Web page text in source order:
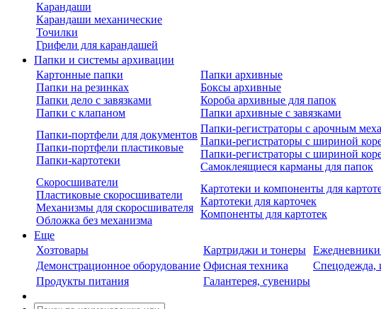
Карандаши
Карандаши механические
Точилки
Грифели для карандашей
Папки и системы архивации
Картонные папки
Папки на резинках
Папки дело с завязками
Папки с клапаном
Папки архивные
Боксы архивные
Короба архивные для папок
Папки архивные с завязками
Папки-портфели для документов
Папки-портфели пластиковые
Папки-картотеки
Папки-регистраторы с арочным
Папки-регистраторы с шириной
Папки-регистраторы с шириной
Самоклеящиеся карманы для папок
Скоросшиватели
Пластиковые скоросшиватели
Механизмы для скоросшивателя
Обложка без механизма
Картотеки и компоненты для
Картотеки для карточек
Компоненты для картотек
Еще
Хозтовары
Картриджи и тонеры
Демонстрационное оборудование Офисная техника Спецодежда,
Продукты питания
Галантерея, сувениры